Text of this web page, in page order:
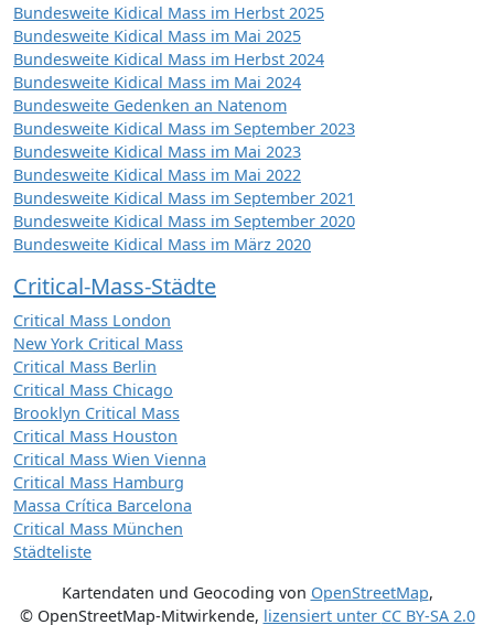
Bundesweite Kidical Mass im Herbst 2025
Bundesweite Kidical Mass im Mai 2025
Bundesweite Kidical Mass im Herbst 2024
Bundesweite Kidical Mass im Mai 2024
Bundesweite Gedenken an Natenom
Bundesweite Kidical Mass im September 2023
Bundesweite Kidical Mass im Mai 2023
Bundesweite Kidical Mass im Mai 2022
Bundesweite Kidical Mass im September 2021
Bundesweite Kidical Mass im September 2020
Bundesweite Kidical Mass im März 2020
Critical-Mass-Städte
Critical Mass London
New York Critical Mass
Critical Mass Berlin
Critical Mass Chicago
Brooklyn Critical Mass
Critical Mass Houston
Critical Mass Wien Vienna
Critical Mass Hamburg
Massa Crítica Barcelona
Critical Mass München
Städteliste
Kartendaten und Geocoding von OpenStreetMap,
© OpenStreetMap-Mitwirkende, lizensiert unter CC BY-SA 2.0